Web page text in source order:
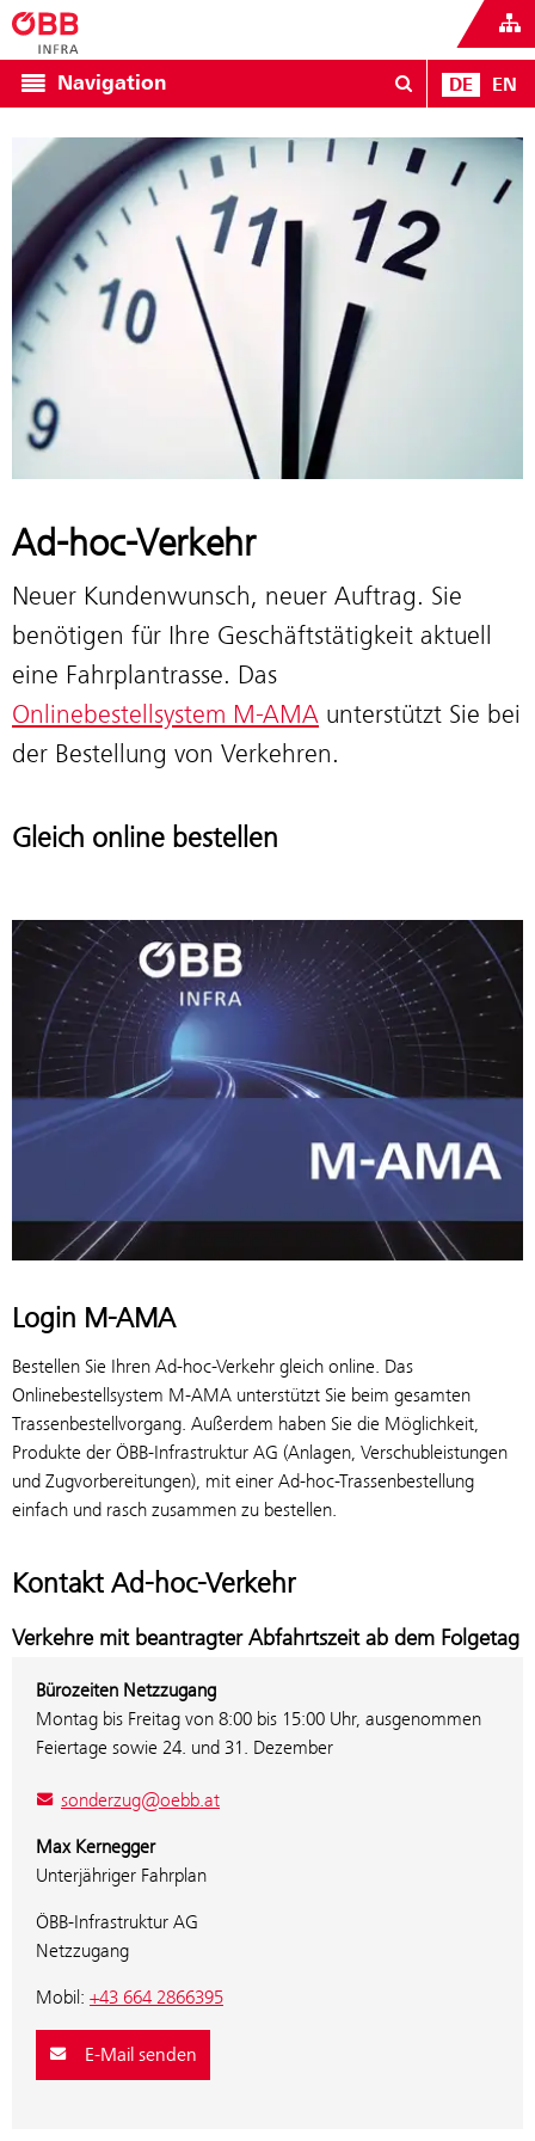
Navigation DE EN
Ad-hoc-Verkehr
Neuer Kundenwunsch, neuer Auftrag. Sie
benötigen für Ihre Geschäftstätigkeit aktuell
eine Fahrplantrasse. Das
Onlinebestellsystem M-AMA unterstützt Sie bei
der Bestellung von Verkehren.
Gleich online bestellen
Login M-AMA
Bestellen Sie Ihren Ad-hoc-Verkehr gleich online. Das
Onlinebestellsystem M-AMA unterstützt Sie beim gesamten
Trassenbestellvorgang. Außerdem haben Sie die Möglichkeit,
Produkte der ÖBB-Infrastruktur AG (Anlagen, Verschubleistungen
und Zugvorbereitungen), mit einer Ad-hoc-Trassenbestellung
einfach und rasch zusammen zu bestellen.
Kontakt Ad-hoc-Verkehr
Verkehre mit beantragter Abfahrtszeit ab dem Folgetag
Bürozeiten Netzzugang
Montag bis Freitag von 8:00 bis 15:00 Uhr, ausgenommen
Feiertage sowie 24. und 31. Dezember
sonderzug@oebb.at
Max Kernegger
Unterjähriger Fahrplan
ÖBB-Infrastruktur AG
Netzzugang
Mobil: +43 664 2866395
E-Mail senden